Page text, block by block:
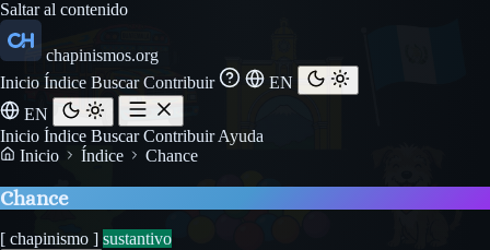
Saltar al contenido
chapinismos.org
Inicio Índice BuscarContribuir
EN
EN
Inicio Índice BuscarContribuirAyuda
Inicio
Índice Chance
Chance
[ chapinismo ] sustantivo